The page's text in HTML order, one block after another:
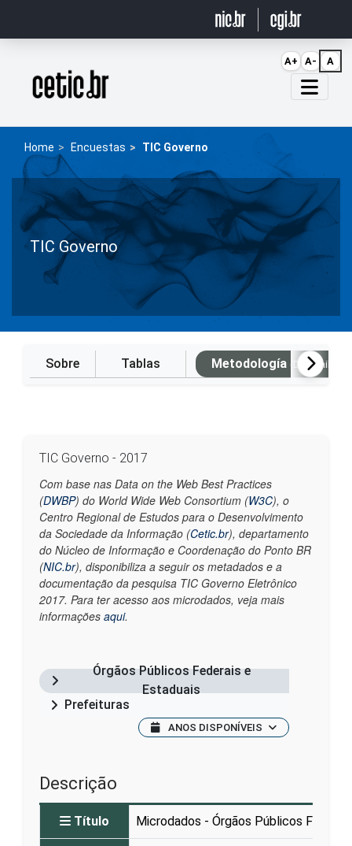
Página inicial
Home Encuestas TIC Governo
TIC Governo
Sobre Tablas Metodología (Disponible
TIC Governo - 2017
Com base nas Data on the Web Best Practices
(DWBP) do World Wide Web Consortium (W3C), o
Centro Regional de Estudos para o Desenvolvimento
da Sociedade da Informação (Cetic.br), departamento
do Núcleo de Informação e Coordenação do Ponto BR
(NIC.br), disponibiliza a seguir os metadados e a
documentação da pesquisa TIC Governo Eletrônico
2017. Para ter acesso aos microdados, veja mais
informações aqui.
Órgãos Públicos Federais e
Estaduais
Prefeituras
ANOS DISPONÍVEIS
Descrição
Título Microdados - Órgãos Públicos
A+ A- A